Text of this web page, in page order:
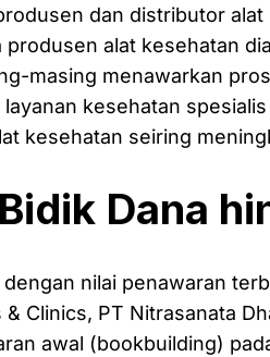
dan distributor
produsen alat kesehatan
masing menawarkan
kesehatan
kesehatan seiring
Dana
nilai penawaran
& Clinics, PT Nitrasanata
awal (bookbuilding)